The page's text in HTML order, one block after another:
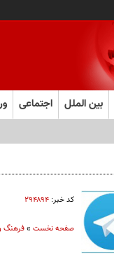
بین الملل اجتماعی
کد خبر: ۲۹۴۸۹۴
صفحه نخست»فرهنگ